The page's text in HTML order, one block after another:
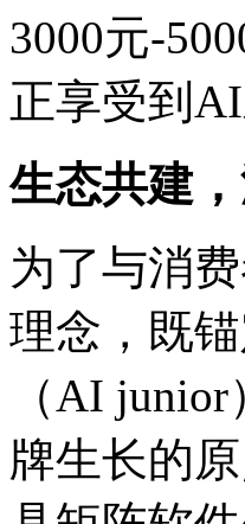
3000元-
正享受到
生态共建
为了与消费
理念，
（AI
牌生长的原